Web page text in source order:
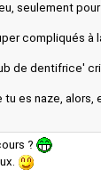
seulement
compliqués à
de dentifrice'
tu es naze, alors,
?